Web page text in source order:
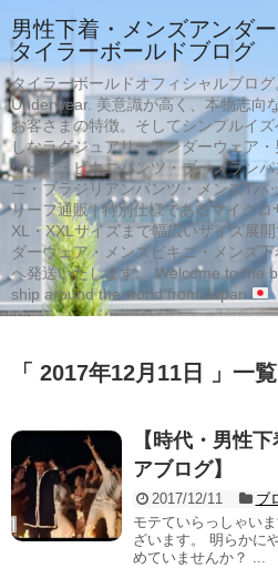
男性下着・メンズアンダ
タイラーボールドブログ
タイラーボールドオフィシャルブロ
Underwear. 美意識が高く、本物志向
お客さまの特徴。そしてシンプルイ
しなラグジュアリーアンダーウェア
ウェア・ビキニパンツ・ブーメラン
ニ・ブラジリアンパンツ・メンズTバ
リーフ通販 | 特別仕様であるマイクロ
XL・XXLサイズまで幅広いサイズ展
ダーウェア・メンズビキニ・メンズ
へ発送いたします。 Welcome to the
ship around the world from Japan
「 2017年12月11日 」一覧
【時代・男性
アブログ】
2017/12/11
ブ
モテていらっしゃい
ざいます。 明らかに
めていませんか？ ...